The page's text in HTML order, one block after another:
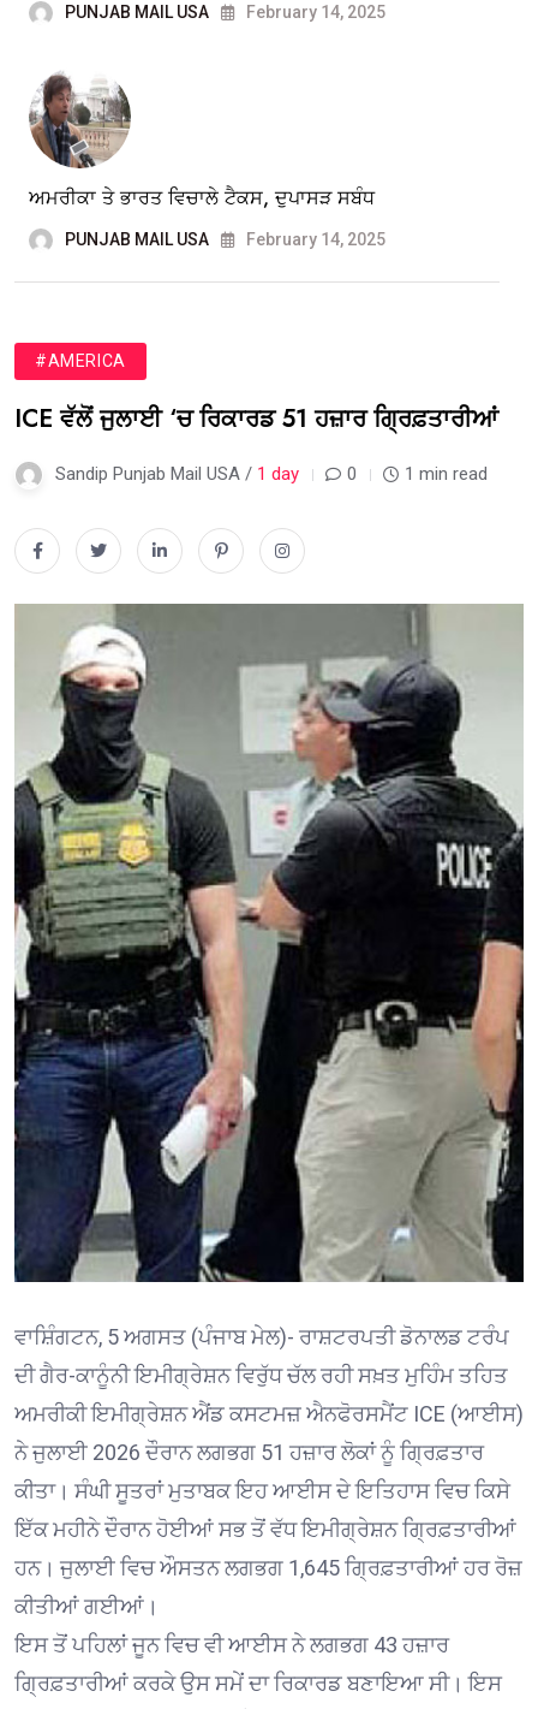
PUNJAB MAIL USA February 14, 2025
ਅਮਰੀਕਾ ਤੇ ਭਾਰਤ ਵਿਚਾਲੇ ਟੈਕਸ, ਦੁਪਾਸੜ ਸਬੰਧ
PUNJAB MAIL USA February 14, 2025
#AMERICA
ICE ਵੱਲੋਂ ਜੁਲਾਈ ‘ਚ ਰਿਕਾਰਡ 51 ਹਜ਼ਾਰ ਗ੍ਰਿਫ਼ਤਾਰੀਆਂ
Sandip Punjab Mail USA / 1 day 0 1 min read
ਵਾਸ਼ਿੰਗਟਨ, 5 ਅਗਸਤ (ਪੰਜਾਬ ਮੇਲ)- ਰਾਸ਼ਟਰਪਤੀ ਡੋਨਾਲਡ ਟਰੰਪ
ਦੀ ਗੈਰ-ਕਾਨੂੰਨੀ ਇਮੀਗ੍ਰੇਸ਼ਨ ਵਿਰੁੱਧ ਚੱਲ ਰਹੀ ਸਖ਼ਤ ਮੁਹਿੰਮ ਤਹਿਤ
ਅਮਰੀਕੀ ਇਮੀਗ੍ਰੇਸ਼ਨ ਐਂਡ ਕਸਟਮਜ਼ ਐਨਫੋਰਸਮੈਂਟ ICE (ਆਈਸ)
ਨੇ ਜੁਲਾਈ 2026 ਦੌਰਾਨ ਲਗਭਗ 51 ਹਜ਼ਾਰ ਲੋਕਾਂ ਨੂੰ ਗ੍ਰਿਫ਼ਤਾਰ
ਕੀਤਾ। ਸੰਘੀ ਸੂਤਰਾਂ ਮੁਤਾਬਕ ਇਹ ਆਈਸ ਦੇ ਇਤਿਹਾਸ ਵਿਚ ਕਿਸੇ
ਇੱਕ ਮਹੀਨੇ ਦੌਰਾਨ ਹੋਈਆਂ ਸਭ ਤੋਂ ਵੱਧ ਇਮੀਗ੍ਰੇਸ਼ਨ ਗ੍ਰਿਫ਼ਤਾਰੀਆਂ
ਹਨ। ਜੁਲਾਈ ਵਿਚ ਔਸਤਨ ਲਗਭਗ 1,645 ਗ੍ਰਿਫ਼ਤਾਰੀਆਂ ਹਰ ਰੋਜ਼
ਕੀਤੀਆਂ ਗਈਆਂ।
ਇਸ ਤੋਂ ਪਹਿਲਾਂ ਜੂਨ ਵਿਚ ਵੀ ਆਈਸ ਨੇ ਲਗਭਗ 43 ਹਜ਼ਾਰ
ਗ੍ਰਿਫ਼ਤਾਰੀਆਂ ਕਰਕੇ ਉਸ ਸਮੇਂ ਦਾ ਰਿਕਾਰਡ ਬਣਾਇਆ ਸੀ। ਇਸ